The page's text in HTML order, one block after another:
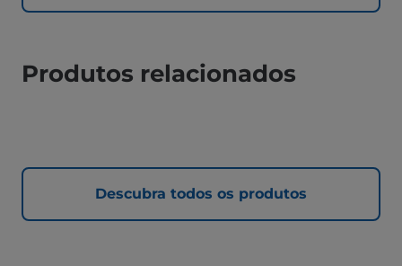
Produtos relacionados
Descubra todos os produtos